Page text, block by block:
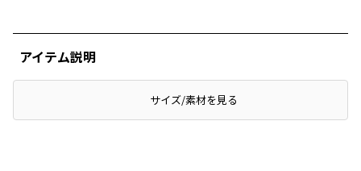
アイテム説明
サイズ/素材を見る